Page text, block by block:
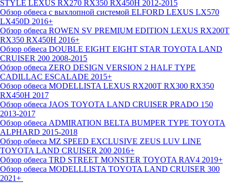
STYLE LEXUS RX270 RX350 RX450H 2012-2015
Обзор обвеса c выхлопной системой ELFORD LEXUS LX570
LX450D 2016+
Обзор обвеса ROWEN SV PREMIUM EDITION LEXUS RX200T
RX350 RX450H 2016+
Обзор обвеса DOUBLE EIGHT EIGHT STAR TOYOTA LAND
CRUISER 200 2008-2015
Обзор обвеса ZERO DESIGN VERSION 2 HALF TYPE
CADILLAC ESCALADE 2015+
Обзор обвеса MODELLISTA LEXUS RX200T RX300 RX350
RX450H 2017
Обзор обвеса JAOS TOYOTA LAND CRUISER PRADO 150
2013-2017
Обзор обвеса ADMIRATION BELTA BUMPER TYPE TOYOTA
ALPHARD 2015-2018
Обзор обвеса MZ SPEED EXCLUSIVE ZEUS LUV LINE
TOYOTA LAND CRUISER 200 2016+
Обзор обвеса TRD STREET MONSTER TOYOTA RAV4 2019+
Обзор обвеса MODELLLISTA TOYOTA LAND CRUISER 300
2021+